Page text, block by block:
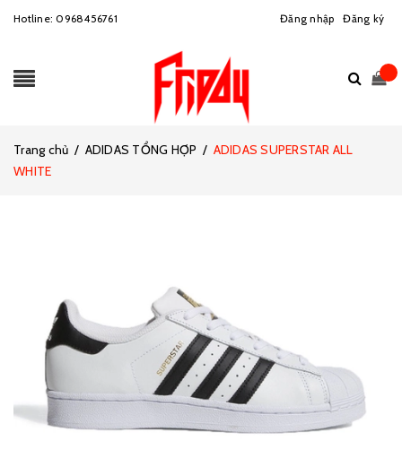
Hotline:0968456761 Đăng nhập Đăng ký
Trang chủ / ADIDAS TỔNG HỢP / ADIDAS SUPERSTAR ALL
WHITE